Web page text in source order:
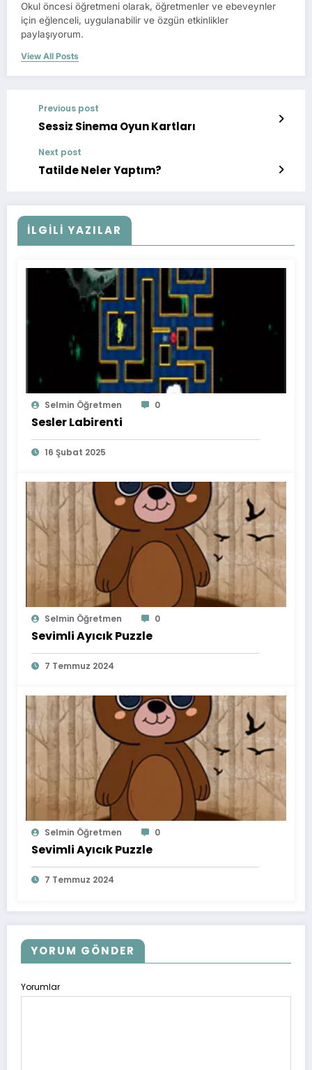
Okul öncesi öğretmeni olarak, öğretmenler ve ebeveynler
için eğlenceli, uygulanabilir ve özgün etkinlikler
paylaşıyorum.
View All Posts
Previous post
Sessiz Sinema Oyun Kartları
Next post
Tatilde Neler Yaptım?
İLGİLİ YAZILAR
Selmin Öğretmen 0
Sesler Labirenti
16 Şubat 2025
Selmin Öğretmen 0
Sevimli Ayıcık Puzzle
7 Temmuz 2024
Selmin Öğretmen 0
Sevimli Ayıcık Puzzle
7 Temmuz 2024
YORUM GÖNDER
Yorumlar